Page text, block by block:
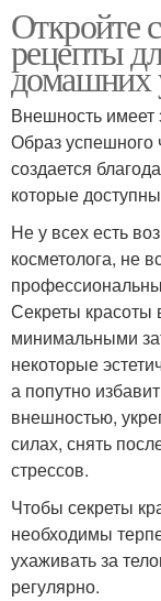
Откройте
рецепты
домашних
Внешность
Образ успешного
создается
которые
Не у всех есть
косметолога, не
Секреты красоты
минимальными
некоторые
а попутно
внешностью,
силах, снять
стрессов.
Чтобы секреты
необходимы
ухаживать за
регулярно.